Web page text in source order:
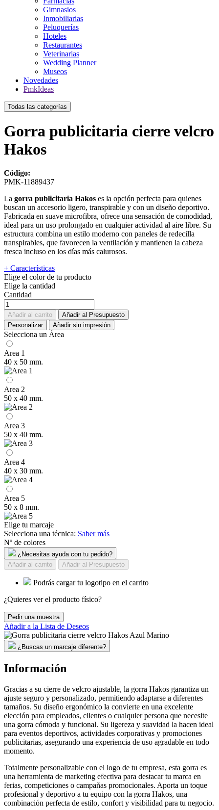
Gimnasios
Inmobiliarias
Peluquerías
Hoteles
Restaurantes
Veterinarias
Wedding Planner
Museos
Novedades
PmkIdeas
Todas las categorías
Gorra publicitaria cierre velcro
Hakos
Código:
PMK-11889437
La gorra publicitaria Hakos es la opción perfecta para quienes
buscan un accesorio ligero, transpirable y con un diseño deportivo.
Fabricada en suave microfibra, ofrece una sensación de comodidad,
ideal para un uso prolongado en cualquier actividad al aire libre. Su
estructura combina un estilo moderno con paneles de redecilla
transpirables, que favorecen la ventilación y mantienen la cabeza
fresca incluso en los días más calurosos.
+ Características
Elige el color de tu producto
Elige la cantidad
Cantidad
Añadir al carrito
Añadir al Presupuesto
Personalizar
Añadir sin impresión
Selecciona un Área
Area 1
40 x 50 mm.
Area 2
50 x 40 mm.
Area 3
50 x 40 mm.
Area 4
40 x 30 mm.
Area 5
50 x 8 mm.
Elige tu marcaje
Selecciona una técnica: Saber más
Nº de colores
¿Necesitas ayuda con tu pedido?
Añadir al carrito
Añadir al Presupuesto
Podrás cargar tu logotipo en el carrito
¿Quieres ver el producto físico?
Pedir una muestra
Añadir a la Lista de Deseos
¿Buscas un marcaje diferente?
Información
Gracias a su cierre de velcro ajustable, la gorra Hakos garantiza un
ajuste seguro y personalizado, permitiendo adaptarse a diferentes
tamaños. Su diseño ergonómico la convierte en una excelente
elección para empleados, clientes o cualquier persona que necesite
una gorra cómoda y funcional. Su ligereza y suavidad la hacen ideal
para eventos deportivos, actividades corporativas y promociones
publicitarias, asegurando una experiencia de uso agradable en todo
momento.
Totalmente personalizable con el logo de tu empresa, esta gorra es
una herramienta de marketing efectiva para destacar tu marca en
ferias, competiciones o campañas promocionales. Aporta un toque
profesional y deportivo a tu equipo con la gorra Hakos, una
combinación perfecta de estilo, confort y visibilidad para tu negocio.